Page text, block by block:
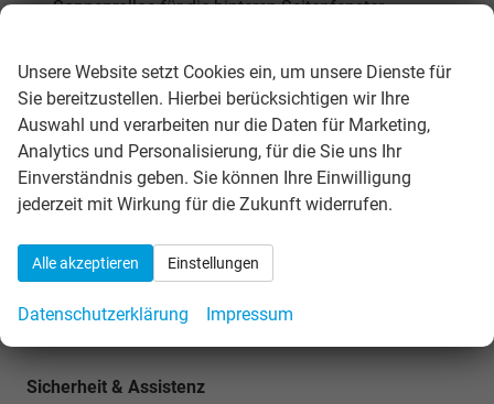
Sonnenrollos für die hinteren Seitenfenster
Sunset (Heckscheibe und hintere Seitenscheiben
dunkel getönt)
Tablethalter
Teppich vorne und hinten
Räder & Technik
18"-Leichtmetallfelgen "Comet" in Schwarz (Reifen
225/45 R18)
Selbstsperrendes Differential VAQ
Sicherheit & Assistenz
Unsere Website setzt Cookies ein, um unsere Dienste für
Sie bereitzustellen. Hierbei berücksichtigen wir Ihre
Auswahl und verarbeiten nur die Daten für Marketing,
Analytics und Personalisierung, für die Sie uns Ihr
Einverständnis geben. Sie können Ihre Einwilligung
jederzeit mit Wirkung für die Zukunft widerrufen.
Alle akzeptieren Einstellungen
Datenschutzerklärung Impressum